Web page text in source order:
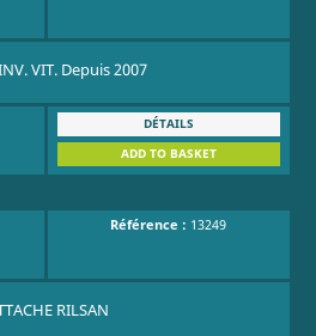
VIT. Depuis 2007
DÉTAILS
ADD TO BASKET
Référence : 13249
RILSAN